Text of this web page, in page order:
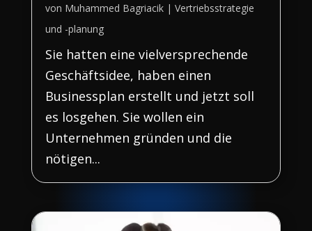
von Muhammed Bagriacik| Vertriebsstrategie
und -planung
Sie hatten eine vielversprechende
Geschäftsidee, haben einen
Businessplan erstellt und jetzt soll
es losgehen. Sie wollen ein
Unternehmen gründen und die
nötigen...